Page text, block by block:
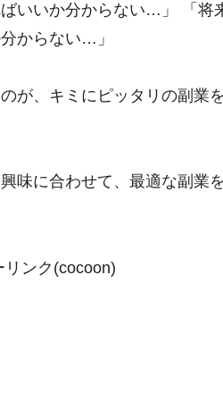
いいか分からない…」 「将
からない…」
が、キミにピッタリの副業
味に合わせて、最適な副業
リンク(cocoon)